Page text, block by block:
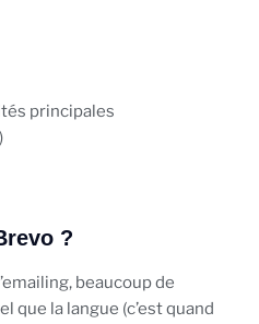
principales
?
beaucoup de
que la langue (c’est quand